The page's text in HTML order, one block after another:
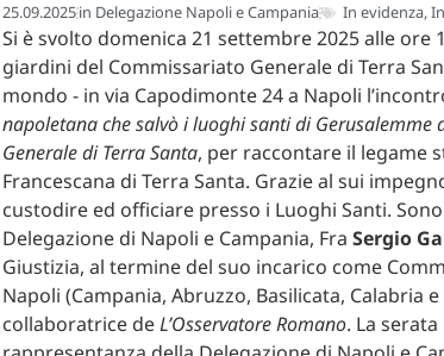
25.09.2025in Delegazione Napoli e Campania In evidenza,
Si è svolto domenica 21 settembre 2025 alle ore
giardini del Commissariato Generale di Terra
mondo - in via Capodimonte 24 a Napoli
napoletana che salvò i luoghi santi di
Generale di Terra Santa, per raccontare il legame
Francescana di Terra Santa. Grazie al sui
custodire ed officiare presso i Luoghi Santi.
Delegazione di Napoli e Campania, Fra Sergio
Giustizia, al termine del suo incarico come
Napoli (Campania, Abruzzo, Basilicata, Calabria
collaboratrice deL’Osservatore Romano. La